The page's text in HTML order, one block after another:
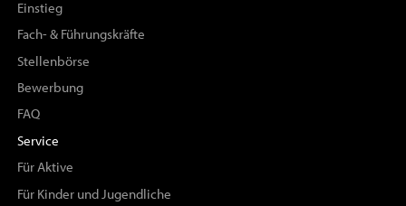
Einstieg
Fach- & Führungskräfte
Stellenbörse
Bewerbung
FAQ
Service
Für Aktive
Für Kinder und Jugendliche